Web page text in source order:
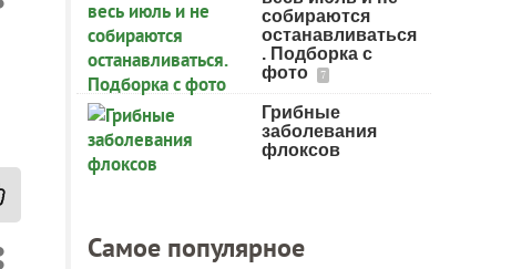
собираются
останавливаться
. Подборка с
фото
7
Грибные
заболевания
флоксов
Самое популярное